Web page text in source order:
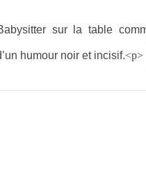
sur la table
humour noir et incisif.<p>